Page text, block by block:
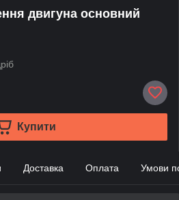
двигуна основний
Купити
Доставка Оплата Умови